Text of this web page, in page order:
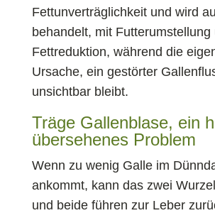
Fettunverträglichkeit und wird
behandelt, mit Futterumstellung
Fettreduktion, während die
Ursache, ein gestörter
unsichtbar bleibt.
Träge Gallenblase, ein
übersehenes Problem
Wenn zu wenig Galle im
ankommt, kann das zwei
und beide führen zur Leber